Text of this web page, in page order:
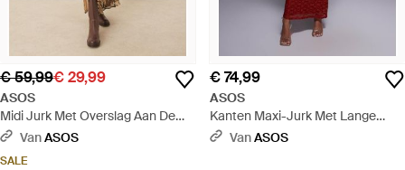
€ 59,99€ 29,99
ASOS
Midi Jurk Met Overslag Aan De
Voorkant, Uitlopende Mouwen En
VanASOS
SALE
€ 74,99
ASOS
Kanten Maxi-Jurk Met Lange
Uitlopende Mouwen En
VanASOS